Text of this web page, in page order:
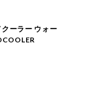
ーラー ウォー